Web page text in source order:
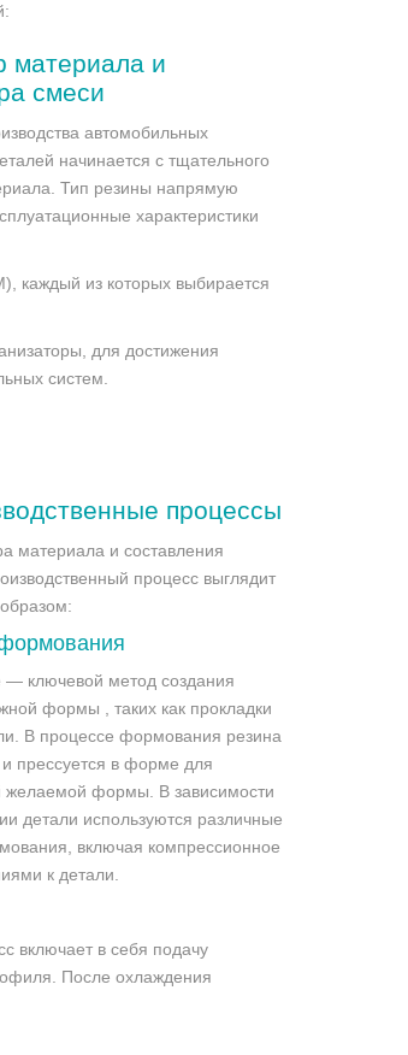
материала и
смеси
автомобильных
начинается с тщательного
Тип резины напрямую
характеристики
каждый из которых выбирается
для достижения
систем.
процессы
материала и составления
процесс выглядит
ключевой метод создания
формы , таких как прокладки
В процессе формования резина
и прессуется в форме для
желаемой формы. В зависимости
детали используются различные
включая компрессионное
к детали.
включает в себя подачу
После охлаждения